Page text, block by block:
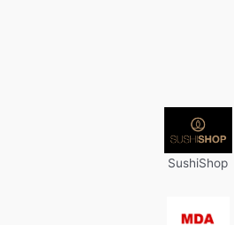
SushiShop